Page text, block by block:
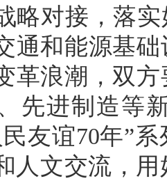
略对接，落
通和能源基
革浪潮，双
先进制造等
友谊70年”
人文交流，